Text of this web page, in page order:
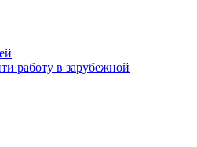
работу в зарубежной